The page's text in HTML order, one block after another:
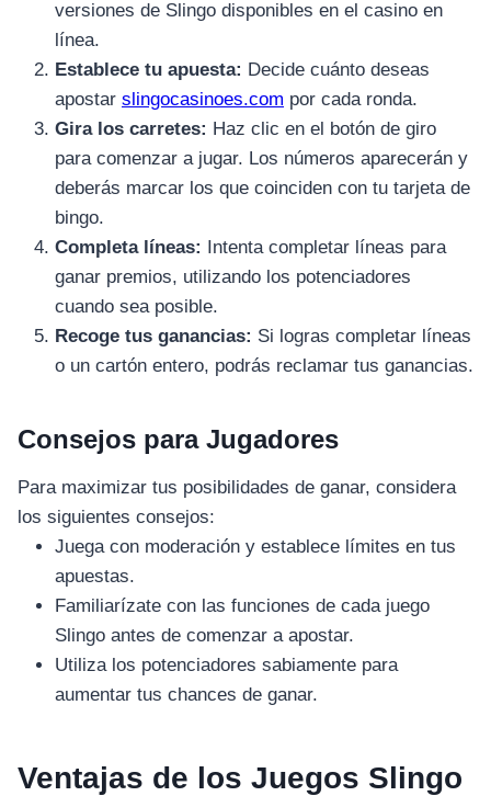
versiones de Slingo disponibles en el casino en
línea.
Establece tu apuesta: Decide cuánto deseas
apostar slingocasinoes.com por cada ronda.
Gira los carretes: Haz clic en el botón de giro
para comenzar a jugar. Los números aparecerán y
deberás marcar los que coinciden con tu tarjeta de
bingo.
Completa líneas:
Intenta completar líneas para
ganar premios, utilizando los potenciadores
cuando sea posible.
Recoge tus ganancias: Si logras completar líneas
o un cartón entero, podrás reclamar tus ganancias.
Consejos para Jugadores
Para maximizar tus posibilidades de ganar, considera
los siguientes consejos:
Juega con moderación y establece límites en tus
apuestas.
Familiarízate con las funciones de cada juego
Slingo antes de comenzar a apostar.
Utiliza los potenciadores sabiamente para
aumentar tus chances de ganar.
Ventajas de los Juegos Slingo